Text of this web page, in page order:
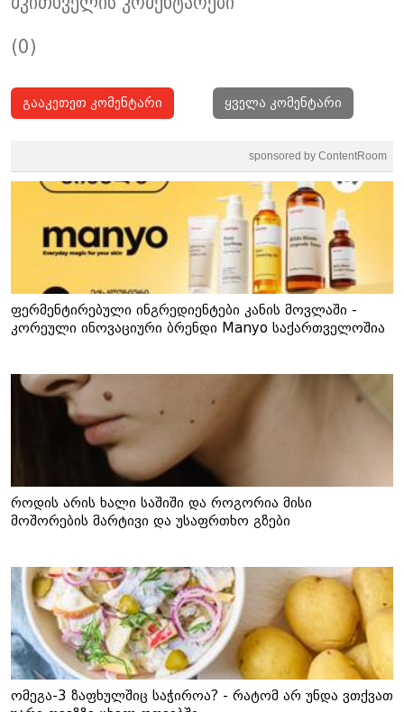
(0)
გააკეთეთ კომენტარი ყველა კომენტარი
sponsored by ContentRoom
ფერმენტირებული ინგრედიენტები კანის მოვლაში -
კორეული ინოვაციური ბრენდი Manyo საქართველოშია
როდის არის ხალი საშიში და როგორია მისი
მოშორების მარტივი და უსაფრთხო გზები
ომეგა-3 ზაფხულშიც საჭიროა? - რატომ არ უნდა ვთქვათ